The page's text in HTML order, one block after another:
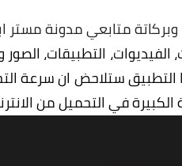
متابعي مدونة مستر
الفيديوات، التطبيقات،
في التحميل من